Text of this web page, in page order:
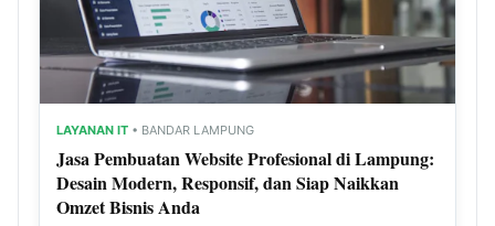
LAYANAN IT • BANDAR LAMPUNG
Jasa Pembuatan Website Profesional di Lampung:
Desain Modern, Responsif, dan Siap Naikkan
Omzet Bisnis Anda